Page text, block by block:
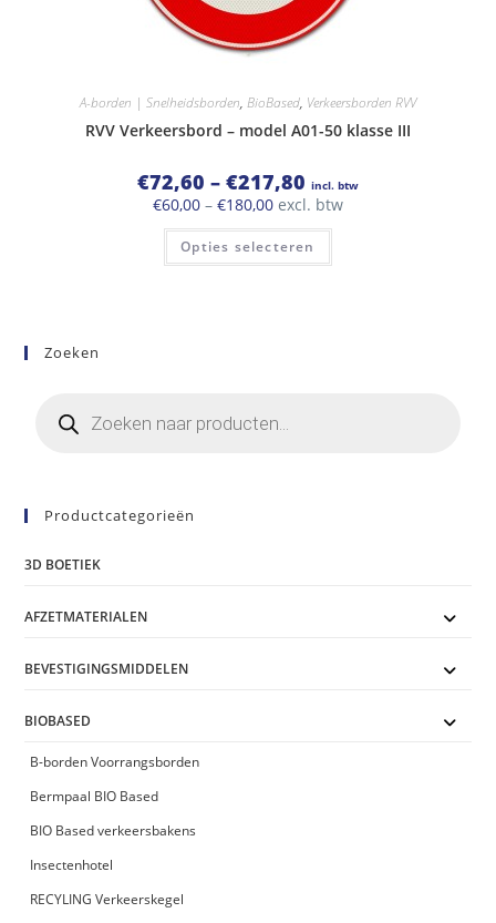
A-borden | Snelheidsborden, BioBased, Verkeersborden RVV
RVV Verkeersbord – model A01-50 klasse III
€72,60 – €217,80 Prijsklasse:
€72,60
tot
€217,80
incl. btw
€60,00 – €180,00Prijsklasse:
tot
€180,00
excl. btw
Opties selecteren
Dit
heeft
Zoeken
zoeken
Productcategorieën
3D BOETIEK
AFZETMATERIALEN
BEVESTIGINGSMIDDELEN
BIOBASED
B-borden Voorrangsborden
Bermpaal BIO Based
BIO Based verkeersbakens
Insectenhotel
RECYLING Verkeerskegel